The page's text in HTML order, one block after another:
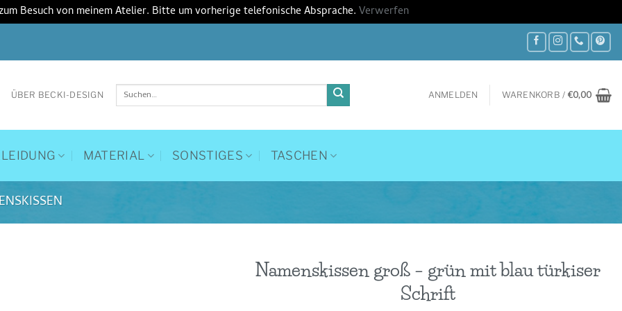
Besuch von meinem Atelier. Bitte um vorherige telefonische Absprache.Verwerfen
ÜBER BECKI-DESIGN
Suchen
nach:
ANMELDEN WARENKORB / €0,00
MATERIAL SONSTIGES TASCHEN
Namenskissen groß – grün mit blau türkiser
Schrift